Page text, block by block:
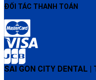
ĐỐI TÁC THANH TOÁN
SAI GON CITY DENTAL